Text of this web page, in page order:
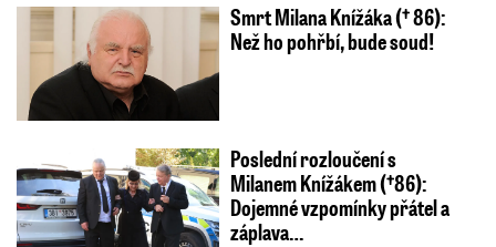
Smrt Milana Knížáka († 86):
Než ho pohřbí, bude soud!
Poslední rozloučení s
Milanem Knížákem (†86):
Dojemné vzpomínky přátel a
záplava…